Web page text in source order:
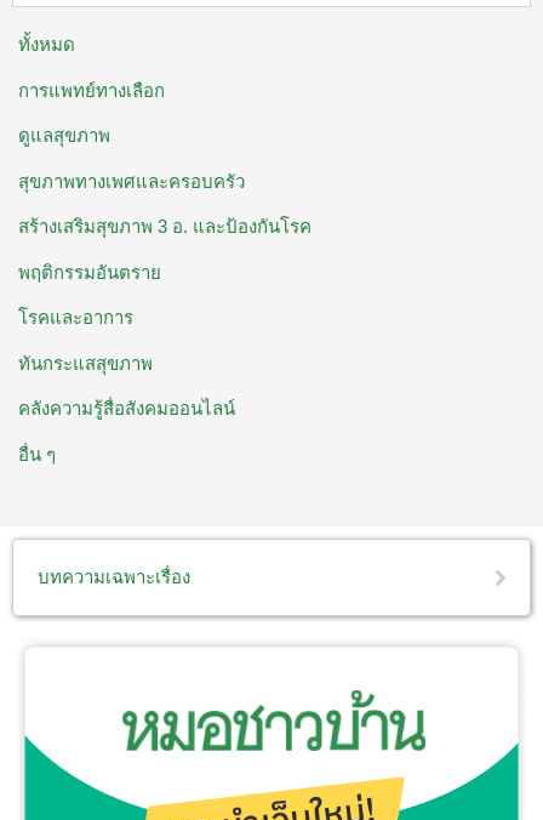
ทั้งหมด
การแพทย์ทางเลือก
ดูแลสุขภาพ
สุขภาพทางเพศและครอบครัว
สร้างเสริมสุขภาพ 3 อ. ​และป้องกันโรค
พฤติกรรมอันตราย
โรคและอาการ
ทันกระแสสุขภาพ
คลังความรู้สื่อสังคมออนไลน์
อื่น ๆ
บทความเฉพาะเรื่อง